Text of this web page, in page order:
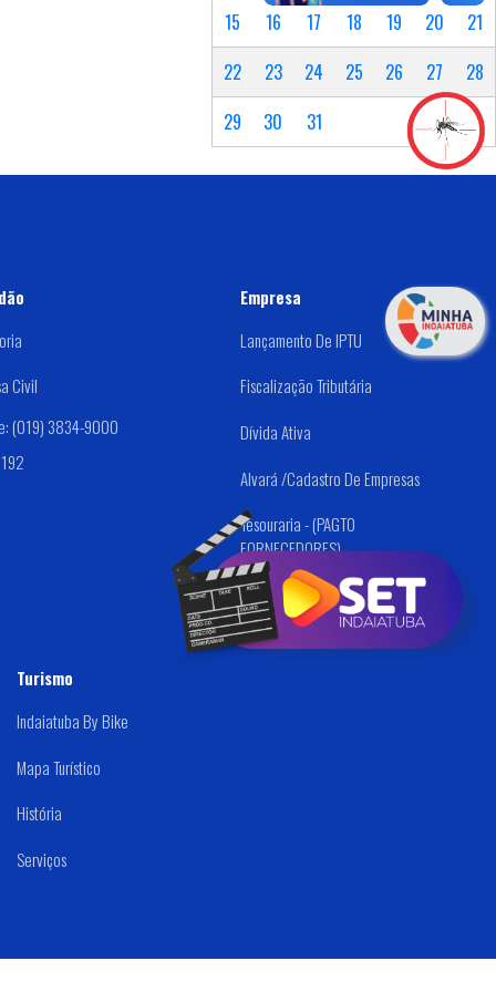
15
16 17 18 19 20
21
22
23 24 25 26 27
28
29
30 31
Civil
(019) 3834-9000
Empresa
Lançamento De IPTU
Fiscalização Tributária
Dívida Ativa
Alvará /Cadastro De Empresas
Tesouraria - (PAGTO
FORNECEDORES)
Turismo
Indaiatuba By Bike
Mapa Turístico
História
Serviços